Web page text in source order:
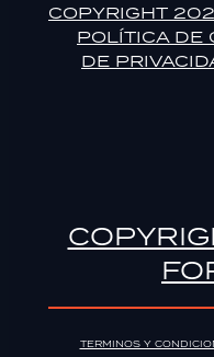
COPYRIGHT
POLÍTICA DE
DE
TERMINOS Y